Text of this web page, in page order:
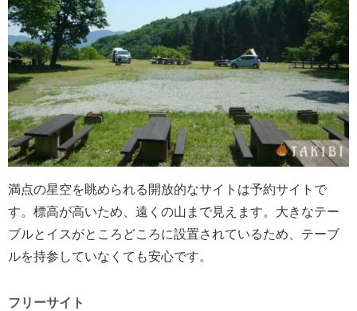
満点の星空を眺められる開放的なサイトは予約サイトで
す。標高が高いため、遠くの山まで見えます。大きなテー
ブルとイスがところどころに設置されているため、テーブ
ルを持参していなくても安心です。
フリーサイト